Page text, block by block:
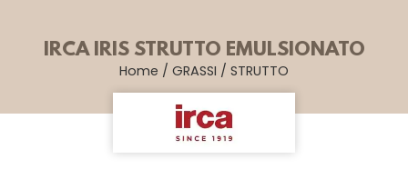
IRCA IRIS STRUTTO EMULSIONATO
Home / GRASSI / STRUTTO